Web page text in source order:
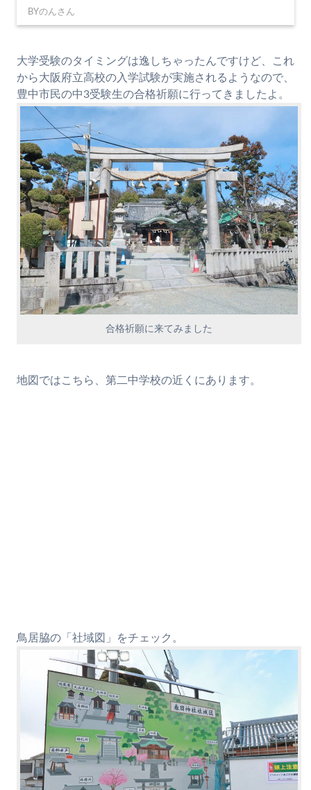
BYのんさん
大学受験のタイミングは逸しちゃったんですけど、これ
から大阪府立高校の入学試験が実施されるようなので、
豊中市民の中3受験生の合格祈願に行ってきましたよ。
合格祈願に来てみました
地図ではこちら、第二中学校の近くにあります。
鳥居脇の「社域図」をチェック。